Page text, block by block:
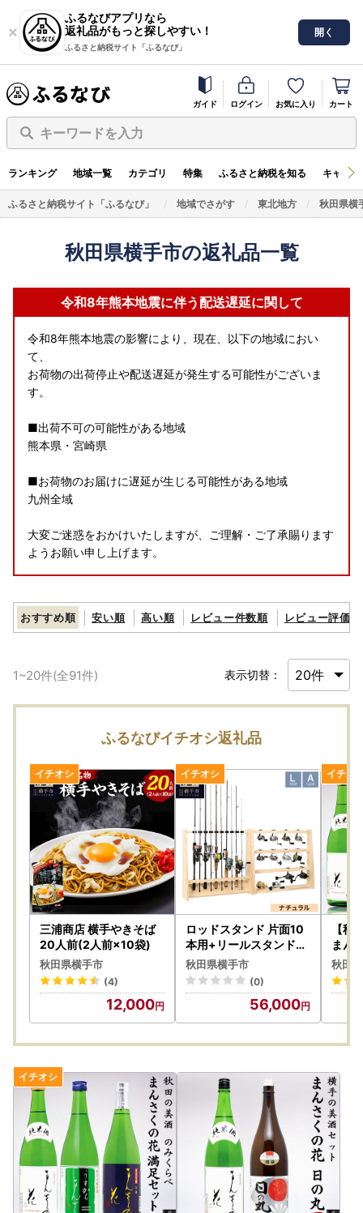
ふるなびアプリなら
返礼品がもっと探しやすい！
ふるさと納税サイト「ふるなび」
開く
ガイド ログイン お気に入り カート
キーワードを入力
ランキング 地域一覧 カテゴリ 特集 ふるさと納税を知る キャン
ふるさと納税サイト「ふるなび」 地域でさがす 東北地方 秋田県横
秋田県横手市の返礼品一覧
令和8年熊本地震に伴う配送遅延に関して
令和8年熊本地震の影響により、現在、以下の地域におい
て、
お荷物の出荷停止や配送遅延が発生する可能性がございま
す。
■出荷不可の可能性がある地域
熊本県・宮崎県
■お荷物のお届けに遅延が生じる可能性がある地域
九州全域
大変ご迷惑をおかけいたしますが、ご理解・ご了承賜ります
ようお願い申し上げます。
おすすめ順 安い順 高い順 レビュー件数順 レビュー評価順
1~20件(全91件) 表示切替：
ふるなびイチオシ返礼品
三浦商店 横手やきそば
20人前(2人前×10袋)
秋田県横手市
(4)
12,000
ロッドスタンド 片面10
本用+リールスタンド【
Lサイズ】Aタイプ【本
体：ナチュラル】【フェ
ルト：ブラック】
秋田県横手市
(0)
56,000
【秋
まん
ト
秋田